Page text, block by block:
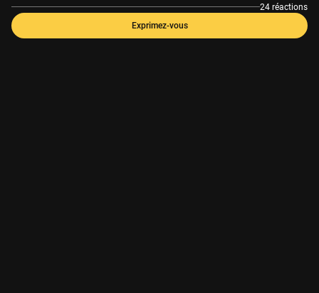
24 réactions
Exprimez-vous